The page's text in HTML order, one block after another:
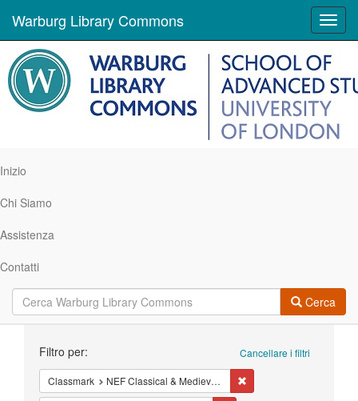
Warburg Library Commons
Inizio
Chi Siamo
Assistenza
Contatti
Cerca
Cancellare i filtri
Filtro per:
Classmark NEF Classical & Medieval Themes in Literature - Studies - Folk Tales